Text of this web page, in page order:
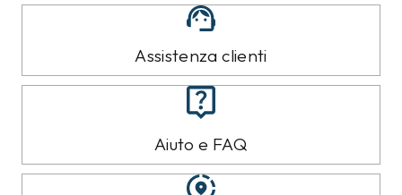
Assistenza clienti
Aiuto e FAQ